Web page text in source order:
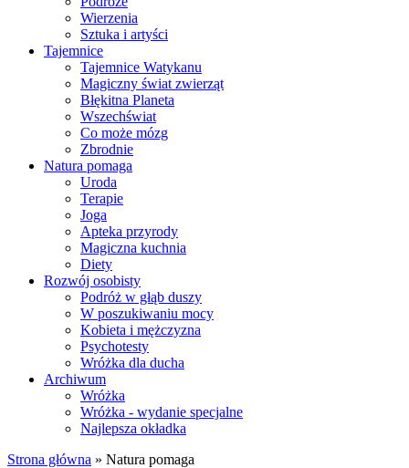
Wierzenia
Sztuka i artyści
Tajemnice
Tajemnice Watykanu
Magiczny świat zwierząt
Błękitna Planeta
Wszechświat
Co może mózg
Zbrodnie
Natura pomaga
Uroda
Terapie
Joga
Apteka przyrody
Magiczna kuchnia
Diety
Rozwój osobisty
Podróż w głąb duszy
W poszukiwaniu mocy
Kobieta i mężczyzna
Psychotesty
Wróżka dla ducha
Archiwum
Wróżka
Wróżka - wydanie specjalne
Najlepsza okładka
Strona główna » Natura pomaga